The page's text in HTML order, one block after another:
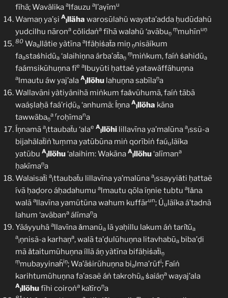
fīhā; Wavälika alfauzu al’aṿīmu
Wamaṇ ya’ṣi A
llläha warosūlahü wayata’adda ḥudūdahü
yudcilhu nārona cölidaṅa fīhā walahü ‘avābuṇ
ṃmuhīnuṇ
80 Waallätie yàtīna alfäḥiṡaẗa miṇ ṇnisãíkum
faastaṡhidūa ‘alaihiṇna árba’aẗaṇ
ṃmiṅkum, faíṅ ṡahidūa
faámsikūhuṇna fie albuyūti ḥattaë yatawäffāhuṇna
almautu áw yaj’ala A
lllöhu lahuṇna sabīlaṇa
Wallavāni yàtiyänihā miṅkum faǎvūhumā, faíṅ tābā
waáṣlaḥā faá’riḍūa ‘anhumã: Íṇna A
lllöha kāna
tawwābaṇ
a rroḥīmana
Íṇnamā a
lttaubaẗu ‘alae A
lllöhi lillavīna ya’malūna a
lssũ-a
bijahälaẗiṅ ṫuṃma yatūbūna miṅ qorībiṅ faúulãíka
yatūbu A
lllöhu‘alaihim: Wakāna A
lllöhu‘alīmana
ḥakīmaṇa
Walaisaẗi a
lttaubaẗu lillavīna ya’malūna a
lssayyiǎti ḥattaẽ
ívā ḥaḍoro áḥadahumu almautu qōla íṇnie tubtu alǎna
walā allavīna yamūtūna wahum kuffārun; Úulãíka á’tadnā
lahum ‘avābana álīmaṇa
Yãáyyuhā allavīna ǎmanūa lā yaḥillu lakum áṅ tariṫūa
a
lṇnisã-a karhaṇa, walā ta’ḍulūhuṇna litavhabūa biba’ḍi
mã ǎtaitumūhuṇna íllã áṇ yàtīna bifäḥiṡaẗiṇ
ṃmubayyinaḧiṇ; Wa’āṡirūhuṇna bialma’rūfi; Faíṅ
karihtumūhuṇna fa’asaẽ áṅ takrohūa ṡaiáṇa wayaj’ala
A
lllöhufīhi coiroṅa kaṫīroṇa